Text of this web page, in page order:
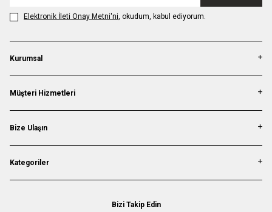
Elektronik İleti Onay Metni'ni, okudum, kabul ediyorum.
Kurumsal
Müşteri Hizmetleri
Bize Ulaşın
Kategoriler
Bizi Takip Edin